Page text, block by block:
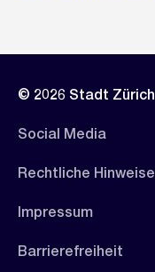
© 2026 Stadt Zürich
Social Media
Rechtliche Hinweise
Impressum
Barrierefreiheit